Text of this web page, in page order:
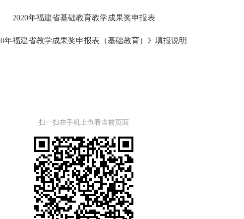
2020年福建省基础教育教学成果奖申报表
年福建省教学成果奖申报表（基础教育）》填报说明
扫一扫在手机上查看当前页面